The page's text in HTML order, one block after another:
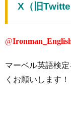
X（旧
@
マーベル英語検
くお願いします！